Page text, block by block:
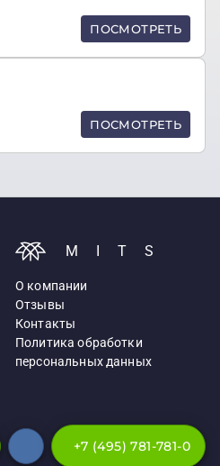
ПОСМОТРЕТЬ
ПОСМОТРЕТЬ
MITS
О компании
Отзывы
Контакты
Политика обработки
персональных данных
+7 (495) 781-781-0